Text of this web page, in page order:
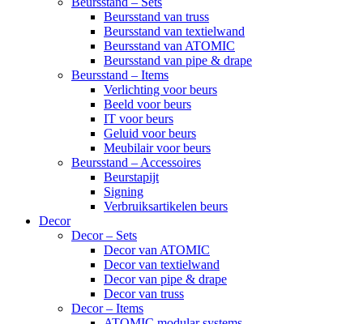
Beursstand van truss
Beursstand van textielwand
Beursstand van ATOMIC
Beursstand van pipe & drape
Beursstand – Items
Verlichting voor beurs
Beeld voor beurs
IT voor beurs
Geluid voor beurs
Meubilair voor beurs
Beursstand – Accessoires
Beurstapijt
Signing
Verbruiksartikelen beurs
Decor
Decor – Sets
Decor van ATOMIC
Decor van textielwand
Decor van pipe & drape
Decor van truss
Decor – Items